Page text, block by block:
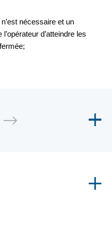
nécessaire et un
d’atteindre les